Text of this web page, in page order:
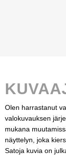
Olen harrastanut
valokuvauksen
mukana
näyttelyn, joka
Satoja kuvia on